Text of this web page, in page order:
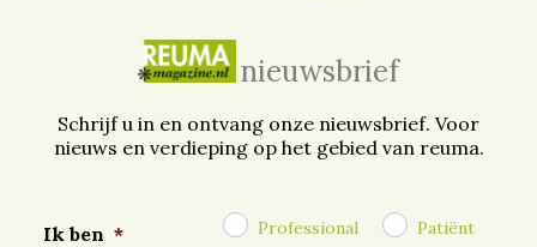
nieuwsbrief
Schrijf u in en ontvang onze nieuwsbrief. Voor
nieuws en verdieping op het gebied van reuma.
Ik ben * Professional Patiënt